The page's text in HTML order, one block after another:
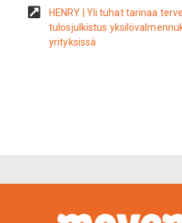
HENRY | Yli tuhat tarinaa
tulosjulkistus
yrityksissä